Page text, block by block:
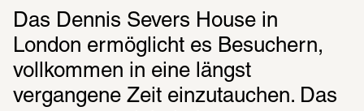
Das Dennis Severs House in
London ermöglicht es Besuchern,
vollkommen in eine längst
vergangene Zeit einzutauchen. Das